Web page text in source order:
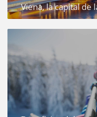
Viena, la capital de